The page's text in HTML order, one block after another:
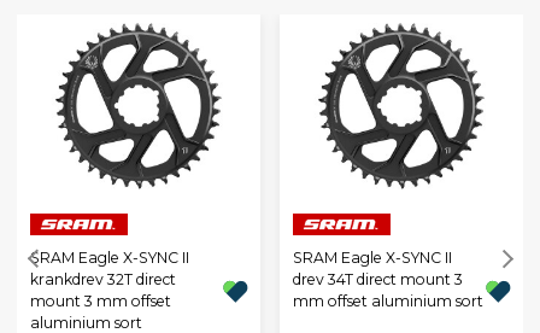
SRAM Eagle X-SYNC II
krankdrev 32T direct
mount 3 mm offset
aluminium sort
SRAM Eagle X-SYNC II
drev 34T direct mount 3
mm offset aluminium sort